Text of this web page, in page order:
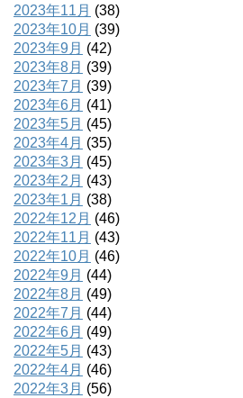
2023年11月 (38)
2023年10月 (39)
2023年9月 (42)
2023年8月 (39)
2023年7月 (39)
2023年6月 (41)
2023年5月 (45)
2023年4月 (35)
2023年3月 (45)
2023年2月 (43)
2023年1月 (38)
2022年12月 (46)
2022年11月 (43)
2022年10月 (46)
2022年9月 (44)
2022年8月 (49)
2022年7月 (44)
2022年6月 (49)
2022年5月 (43)
2022年4月 (46)
2022年3月 (56)